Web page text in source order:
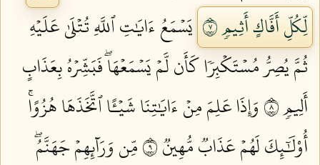
لِّكُلِّ أَفَّاكٍ أَثِيمٖ ٧
يَسۡمَعُ ءَايَٰتِ ٱللَّهِ تُتۡلَىٰ عَلَيۡهِ
ثُمَّ يُصِرُّ مُسۡتَكۡبِرٗا كَأَن لَّمۡ يَسۡمَعۡهَاۖ فَبَشِّرۡهُ بِعَذَابٍ
أَلِيمٖ ٨
وَإِذَا عَلِمَ مِنۡ ءَايَٰتِنَا شَيۡـًٔا ٱتَّخَذَهَا هُزُوًاۚ
أُوْلَٰٓئِكَ لَهُمۡ عَذَابٞ مُّهِينٞ ٩
مِّن وَرَآئِهِمۡ جَهَنَّمُۖ